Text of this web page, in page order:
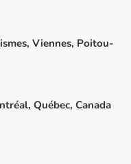
Viennes, Poitou-
Québec, Canada